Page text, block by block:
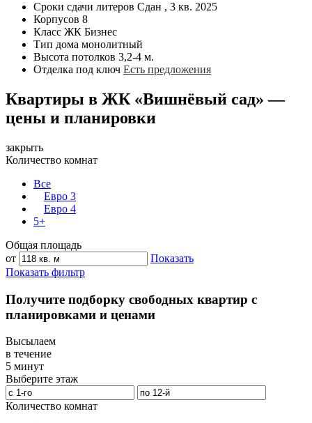
Сроки сдачи литеров Сдан , 3 кв. 2025
Корпусов 8
Класс ЖК Бизнес
Тип дома монолитный
Высота потолков 3,2-4 м.
Отделка под ключ Есть предложения
Квартиры в ЖК «Вишнёвый сад» —
цены и планировки
закрыть
Количество комнат
Все
Евро 3
Евро 4
5+
Общая площадь
от
Показать
Показать фильтр
Получите подборку свободных квартир с
планировками и ценами
Высылаем
в течение
5 минут
Выберите этаж
Количество комнат